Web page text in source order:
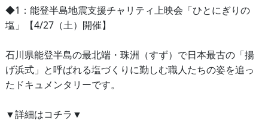
◆1：能登半島地震支援チャリティ上映会「ひとにぎりの
塩」【4/27（土）開催】
石川県能登半島の最北端・珠洲（すず）で日本最古の「揚
げ浜式」と呼ばれる塩づくりに勤しむ職人たちの姿を追っ
たドキュメンタリーです。
▼詳細はコチラ▼